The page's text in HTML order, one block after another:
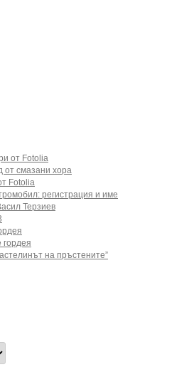
от Fotolia
от смазани хора
Fotolia
регистрация и име
Терзиев
гордея
на пръстените”